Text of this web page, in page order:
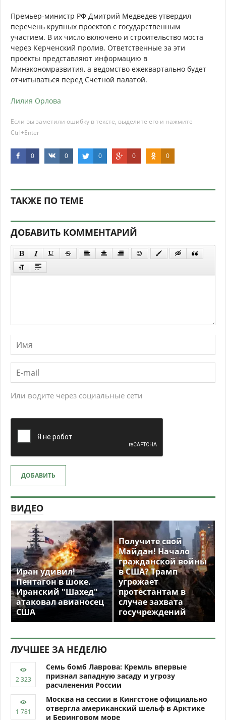
Премьер-министр РФ Дмитрий Медведев утвердил
перечень крупных проектов с государственным
участием. В их число включено и строительство моста
через Керченский пролив. Ответственные за эти
проекты представляют информацию в
Минэкономразвития, а ведомство ежеквартально будет
отчитываться перед Счетной палатой.
Лилия Орлова
Если вы заметили ошибку в тексте, выделите его и нажмите
Ctrl+Enter
0 0 0 0 0
ТАКЖЕ ПО ТЕМЕ
ДОБАВИТЬ КОММЕНТАРИЙ
Или водите через социальные сети
ДОБАВИТЬ
ВИДЕО
Иран удивил!
Пентагон в шоке.
Иранский "Шахед"
атаковал авианосец
США
Получите свой
Майдан! Начало
гражданской войны
в США? Трамп
угрожает
протестантам в
случае захвата
госучреждений
ЛУЧШЕЕ ЗА НЕДЕЛЮ
Семь бомб Лаврова: Кремль впервые
признал западную засаду и угрозу
расчленения России
Москва на сессии в Кингстоне официально
отвергла американский шельф в Арктике
и Беринговом море